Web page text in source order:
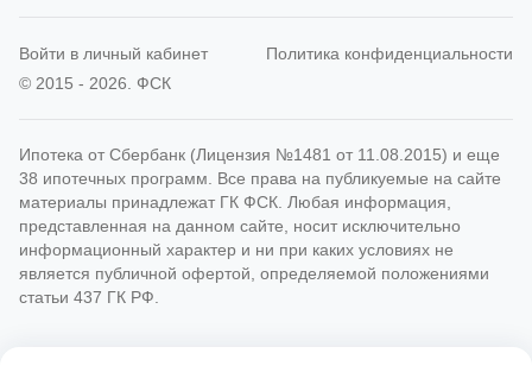
© 2015 - 2026. ФСК
Политика конфиденциальности
Ипотека от Сбербанк (Лицензия №1481 от 11.08.2015) и еще
38 ипотечных программ. Все права на публикуемые на сайте
материалы принадлежат ГК ФСК. Любая информация,
представленная на данном сайте, носит исключительно
информационный характер и ни при каких условиях не
является публичной офертой, определяемой положениями
статьи 437 ГК РФ.
Войти в личный кабинет